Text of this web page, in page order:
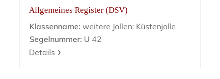
Allgemeines Register (DSV)
Klassenname: weitere Jollen: Küstenjolle
Segelnummer: U 42
Details